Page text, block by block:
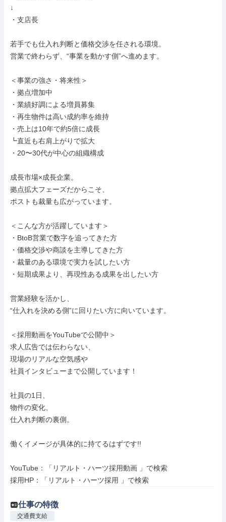
↓
・支店長
若手でも仕入れ判断と価格交渉を任される環境。
営業で終わらず、“事業を動かす側”へ進めます。
＜事業の強さ・将来性＞
・拠点増加中
・業績好調による増員募集
・再生物件は高い成約率を維持
・売上は10年で約5倍に成長
┗直近も右肩上がりで拡大
・20〜30代が中心の組織構成
成長市場×成長企業。
拠点拡大フェーズだからこそ、
ポストも裁量も広がっています。
＜こんな方が活躍しています＞
・BtoB営業で数字を追ってきた方
・価格交渉や商談を主導してきた方
・裁量のある環境で実力を試したい方
・短期成果より、再現性ある成果を出したい方
営業経験を活かし、
“仕入れを決める側”に回りたい方に向いています。
＜採用動画をYouTubeで公開中＞
求人広告では伝わらない、
現場のリアルな空気感や
社員インタビューまで公開しています！
社員の1日、
物件の変化、
仕入れ判断の裏側。
働くイメージが具体的に持てるはずです!!
YouTube：「リアルト・ハーツ採用動画 」で検索
採用HP：「リアルト・ハーツ採用 」で検索
仕事の特徴
交通費支給